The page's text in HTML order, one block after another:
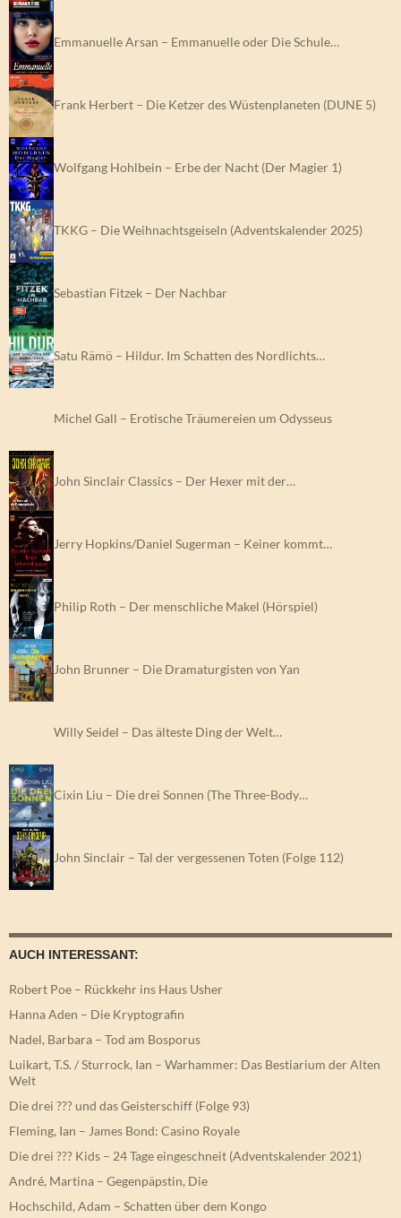
Emmanuelle Arsan – Emmanuelle oder Die Schule…
Frank Herbert – Die Ketzer des Wüstenplaneten (DUNE 5)
Wolfgang Hohlbein – Erbe der Nacht (Der Magier 1)
TKKG – Die Weihnachtsgeiseln (Adventskalender 2025)
Sebastian Fitzek – Der Nachbar
Satu Rämö – Hildur. Im Schatten des Nordlichts…
Erotische Träumereien um Odysseus
Robert Poe – Rückkehr ins Haus Usher
Hanna Aden – Die Kryptografin
Nadel, Barbara – Tod am Bosporus
Luikart, T.S. / Sturrock, Ian – Warhammer: Das Bestiarium der Alten
Die drei ??? und das Geisterschiff (Folge 93)
Fleming, Ian – James Bond: Casino Royale
Die drei ??? Kids – 24 Tage eingeschneit (Adventskalender 2021)
André, Martina – Gegenpäpstin, Die
Hochschild, Adam – Schatten über dem Kongo
Cheyney, Peter – Rote Lippen – blaue Bohnen